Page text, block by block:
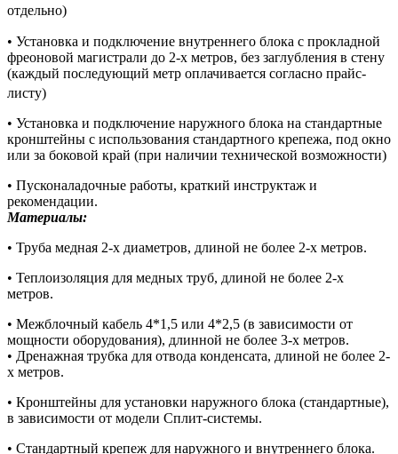
отдельно)
• Установка и подключение внутреннего блока с прокладной
фреоновой магистрали до 2-х метров, без заглубления в стену
(каждый последующий метр оплачивается согласно прайс-
листу)
• Установка и подключение наружного блока на стандартные
кронштейны с использования стандартного крепежа, под окно
или за боковой край (при наличии технической возможности)
• Пусконаладочные работы, краткий инструктаж и
рекомендации.
Материалы:
• Труба медная 2-х диаметров, длиной не более 2-х метров.
• Теплоизоляция для медных труб, длиной не более 2-х
метров.
• Межблочный кабель 4*1,5 или 4*2,5 (в зависимости от
мощности оборудования), длинной не более 3-х метров.
• Дренажная трубка для отвода конденсата, длиной не более 2-
х метров.
• Кронштейны для установки наружного блока (стандартные),
в зависимости от модели Сплит-системы.
• Стандартный крепеж для наружного и внутреннего блока.